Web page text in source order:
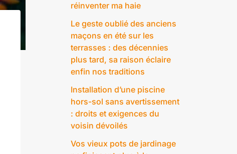
réinventer ma haie
Le geste oublié des anciens
maçons en été sur les
terrasses : des décennies
plus tard, sa raison éclaire
enfin nos traditions
Installation d’une piscine
hors-sol sans avertissement
: droits et exigences du
voisin dévoilés
Vos vieux pots de jardinage